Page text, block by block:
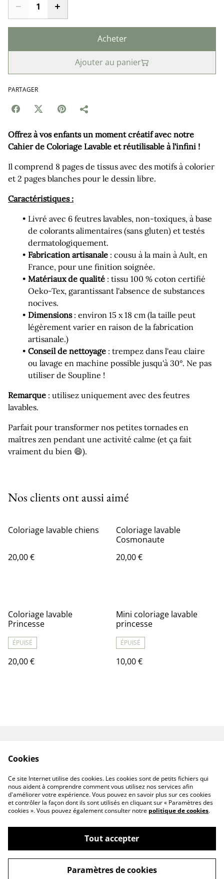
Acheter
Ajouter au panier
PARTAGER
Offrez à vos enfants un moment créatif avec notre
Cahier de Coloriage Lavable et réutilisable à l'infini !
Il comprend 8 pages de tissus avec des motifs à colorier
et 2 pages blanches pour le dessin libre.
Caractéristiques :
Livré avec 6 feutres lavables, non-toxiques, à base
de colorants alimentaires (sans gluten) et testés
dermatologiquement.
Fabrication artisanale : cousu à la main à Ault, en
France, pour une finition soignée.
Matériaux de qualité : tissu 100 % coton certifié
Oeko-Tex, garantissant l'absence de substances
nocives.
Dimensions : environ 15 x 18 cm (la taille peut
légèrement varier en raison de la fabrication
artisanale.)
Conseil de nettoyage : trempez dans l'eau claire
ou lavage en machine possible jusqu'à 30°. Ne pas
utiliser de Soupline !
Remarque : utilisez uniquement avec des feutres
lavables.
Parfait pour transformer nos petites tornades en
maîtres zen pendant une activité calme (et ça fait
vraiment du bien 😄).
Nos clients ont aussi aimé
Coloriage lavable chiens
20,00 €
Coloriage lavable
Cosmonaute
20,00 €
Coloriage lavable
Princesse
ÉPUISÉ
20,00 €
Mini coloriage lavable
princesse
ÉPUISÉ
10,00 €
Conditions générales
de vente
confidentialité
Politique de cookies
©2026Senséa Nature
powered by
Cookies
Ce site Internet utilise des cookies. Les cookies sont de petits fichiers qui
nous aident à comprendre comment vous utilisez nos services afin
d'améliorer votre expérience. Vous pouvez en savoir plus sur ces cookies
et contrôler la façon dont ils sont utilisés en cliquant sur « Paramètres des
cookies ». Vous pouvez également consulter notre politique de cookies.
Tout accepter
Paramètres de cookies